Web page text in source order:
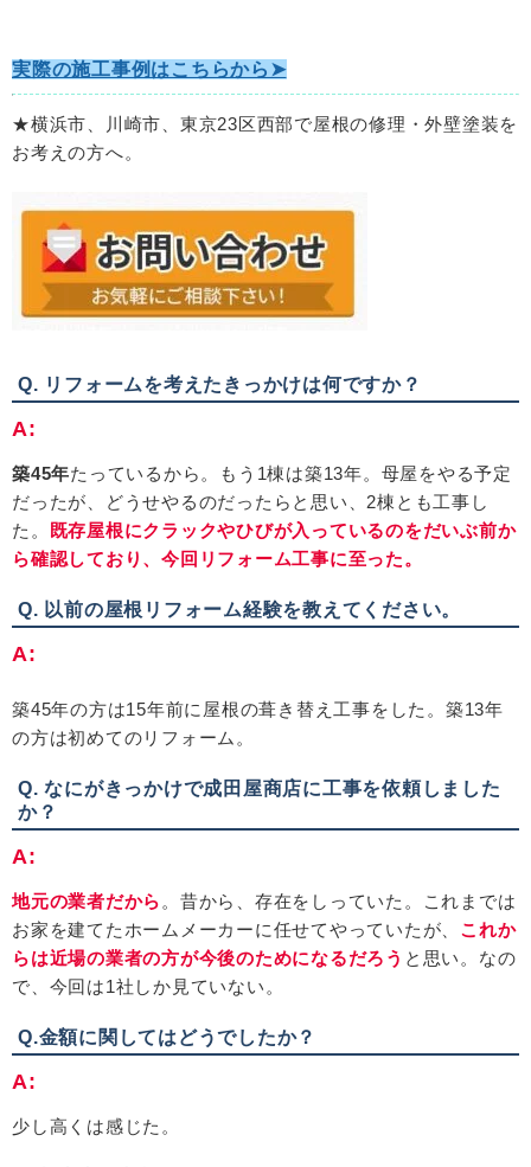
実際の施工事例はこちらから➤
★横浜市、川崎市、東京23区西部で屋根の修理・外壁塗装を
お考えの方へ。
Q. リフォームを考えたきっかけは何ですか？
A:
築45年たっているから。もう 1棟は築13年。母屋をやる予定
だったが、どうせやるのだったらと思い、 2棟とも工事し
た。
既存屋根にクラックやひびが入っているのをだいぶ前か
ら確認しており、今回リフォーム工事に至った。
Q. 以前の屋根リフォーム経験を教えてください。
A:
築45年の方は15年前に屋根の葺き替え工事をした。築13年
の方は初めてのリフォーム。
Q. なにがきっかけで成田屋商店に工事を依頼しました
か？
A:
地元の業者だから 。昔から、存在をしっていた。これまでは
お家を建てたホームメーカーに任せてやっていたが、 これか
らは近場の業者の方が今後のためになるだろう と思い。なの
で、今回は1社しか見ていない。
Q.金額に関してはどうでしたか？
A:
少し高くは感じた。